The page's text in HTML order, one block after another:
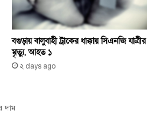
বগুড়ায় বালুবাহী ট্রাকের ধাক্কায় সিএনজি যাত্রীর
মৃত্যু, আহত ১
২ days ago